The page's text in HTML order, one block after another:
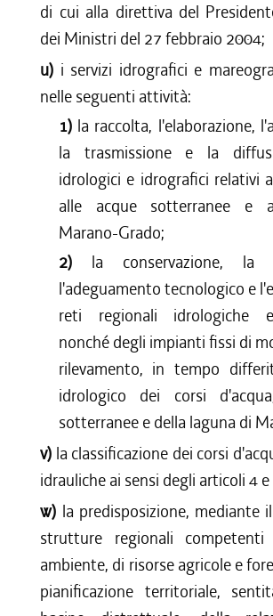
di cui alla direttiva del
dei Ministri del 27 febbraio 2004;
u) i servizi idrografici e
nelle seguenti attività:
1) la raccolta, l'elaborazione,
la trasmissione e la
idrologici e idrografici relativi
alle acque sotterranee e
Marano-Grado;
2) la conservazione, la
l'adeguamento tecnologico e
reti regionali idrologiche
nonché degli impianti fissi di
rilevamento, in tempo
idrologico dei corsi
sotterranee e della laguna di
v) la classificazione dei corsi
idrauliche ai sensi degli articoli 4 e
w) la predisposizione, mediante
strutture regionali
ambiente, di risorse agricole e
pianificazione territoriale,